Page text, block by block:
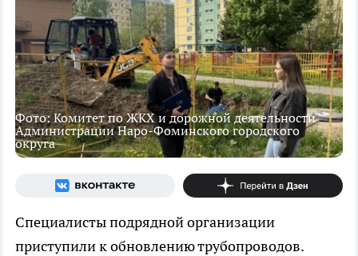
Фото: Комитет по ЖКХ и дорожной деятельности
Администрации Наро-Фоминского городского
округа
Специалисты подрядной организации
приступили к обновлению трубопроводов.